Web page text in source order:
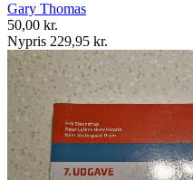
Gary Thomas
50,00 kr.
Nypris 229,95 kr.